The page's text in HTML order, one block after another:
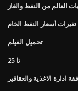
العالم من النفط والغاز
تغيرات أسعار النفط الخام
تحميل الفيلم
تا 25
ادارة الاغذية والعقاقير